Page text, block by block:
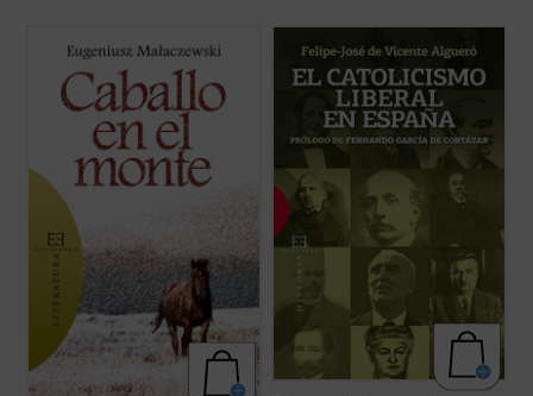
¿Cuánto dolor puede soportar un hombre?
El protagonista de esta historia, como si
fuera un nuevo santo Job, se hunde en las
profundidades más insondables del
sufrimiento humano. La guerra es la pena
con que la humanidad sufriente se castiga
(ver ficha)
«Una sesgada visión del XIX español tiende
a entender esta historia como un
enfrentamiento entre liberales,
modernizadores, y católicos,
reaccionarios. Esta visión es falsa: desde el
catolicismo militante, explícito y
convencido de los autores ...(ver ficha)